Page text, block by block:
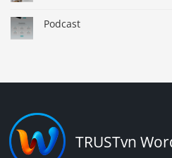
Podcast
TRUSTvn